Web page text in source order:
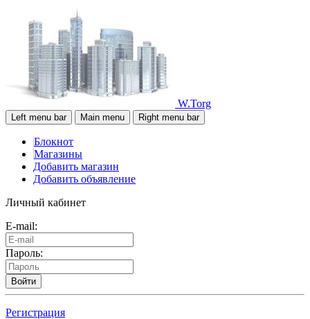
W.Torg
Left menu bar Main menu Right menu bar
Блокнот
Магазины
Добавить магазин
Добавить объявление
Личный кабинет
E-mail:
Пароль:
Войти
Регистрация